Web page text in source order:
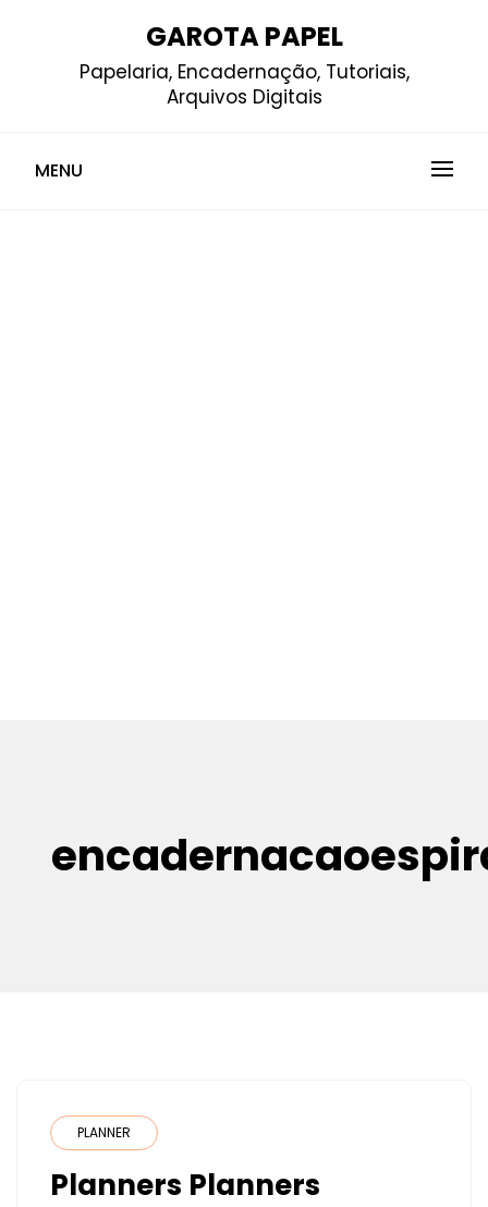
GAROTA PAPEL
Papelaria, Encadernação, Tutoriais,
Arquivos Digitais
MENU
PLANNER
Planners Planners